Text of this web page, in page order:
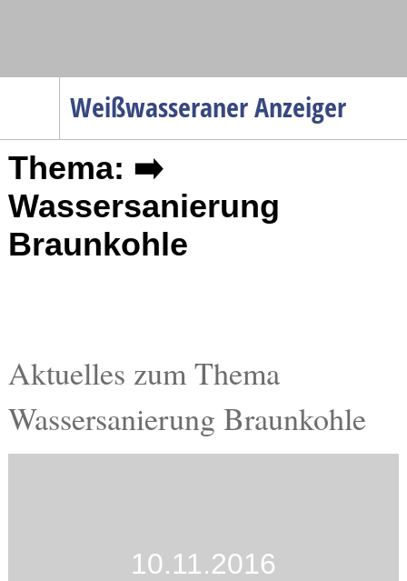
Weißwasseraner Anzeiger
Menüpunkte
Startseite
Gesellschaft
Wirtschaft
Kultur
Termine
Thema: ➡️
Wassersanierung
Braunkohle
Aktuelles zum Thema
Wassersanierung Braunkohle
10.11.2016